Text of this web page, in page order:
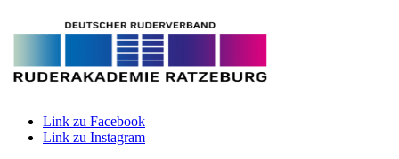
Link zu Facebook
Link zu Instagram